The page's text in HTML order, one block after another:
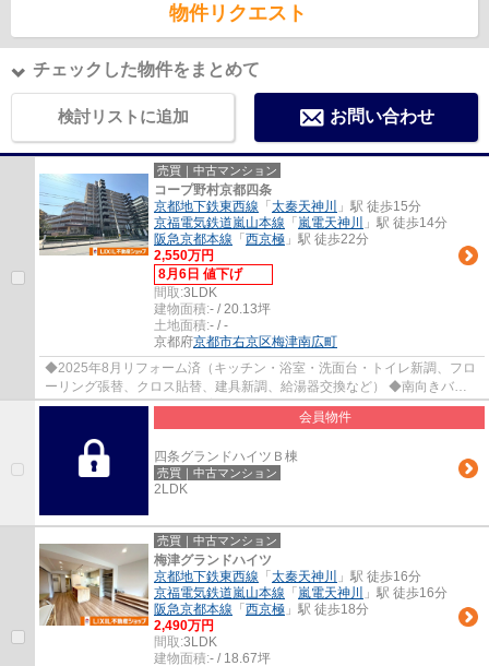
物件リクエスト
チェックした物件をまとめて
検討リストに追加 お問い合わせ
売買｜中古マンション
コープ野村京都四条
京都地下鉄東西線 「 太秦天神川
」駅 徒歩15分
京福電気鉄道嵐山本線 「 嵐電天神川
」駅 徒歩14分
阪急京都本線 「 西京極 」駅 徒歩22分
2,550万円
8月6日 値下げ
間取:3LDK
建物面積:- / 20.13坪
土地面積:- / -
京都府京都市右京区梅津南広町
◆2025年8月リフォーム済（キッチン・浴室・洗面台・トイレ新調、フロ
ーリング張替、クロス貼替、建具新調、給湯器交換など） ◆南向きバル
コニー＆専用庭 ◆ペット飼育可（規約有） ◆徒...
会員物件
四条グランドハイツＢ棟
売買｜中古マンション
2LDK
売買｜中古マンション
梅津グランドハイツ
京都地下鉄東西線 「 太秦天神川
」駅 徒歩16分
京福電気鉄道嵐山本線 「 嵐電天神川
」駅 徒歩16分
阪急京都本線 「 西京極 」駅 徒歩18分
2,490万円
間取:3LDK
建物面積:- / 18.67坪